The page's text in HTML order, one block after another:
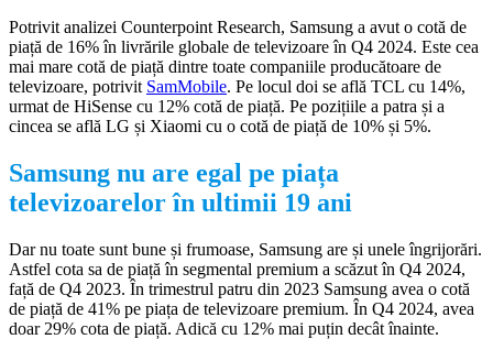
Potrivit analizei Counterpoint Research, Samsung a avut o cotă de
piață de 16% în livrările globale de televizoare în Q4 2024. Este cea
mai mare cotă de piață dintre toate companiile producătoare de
televizoare, potrivit SamMobile. Pe locul doi se află TCL cu 14%,
urmat de HiSense cu 12% cotă de piață. Pe pozițiile a patra și a
cincea se află LG și Xiaomi cu o cotă de piață de 10% și 5%.
Samsung nu are egal pe piața
televizoarelor în ultimii 19 ani
Dar nu toate sunt bune și frumoase, Samsung are și unele îngrijorări.
Astfel cota sa de piață în segmental premium a scăzut în Q4 2024,
față de Q4 2023. În trimestrul patru din 2023 Samsung avea o cotă
de piață de 41% pe piața de televizoare premium. În Q4 2024, avea
doar 29% cota de piață. Adică cu 12% mai puțin decât înainte.